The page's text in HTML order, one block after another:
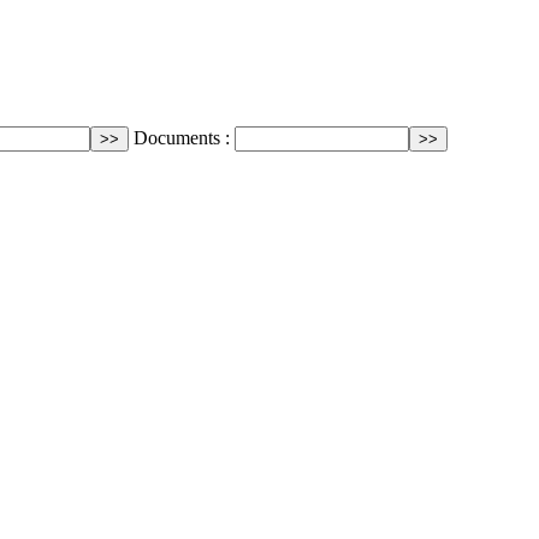
Documents :